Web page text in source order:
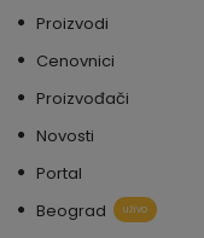
Proizvodi
Cenovnici
Proizvođači
Novosti
Portal
Beograd
uživo